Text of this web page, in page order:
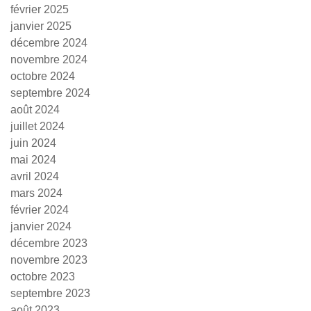
février 2025
janvier 2025
décembre 2024
novembre 2024
octobre 2024
septembre 2024
août 2024
juillet 2024
juin 2024
mai 2024
avril 2024
mars 2024
février 2024
janvier 2024
décembre 2023
novembre 2023
octobre 2023
septembre 2023